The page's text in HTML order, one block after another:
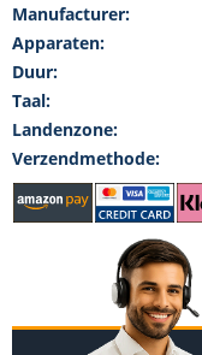
Manufacturer:
Apparaten:
Duur:
Taal:
Landenzone:
Verzendmethode: